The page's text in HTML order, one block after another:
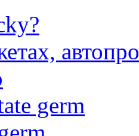
germ